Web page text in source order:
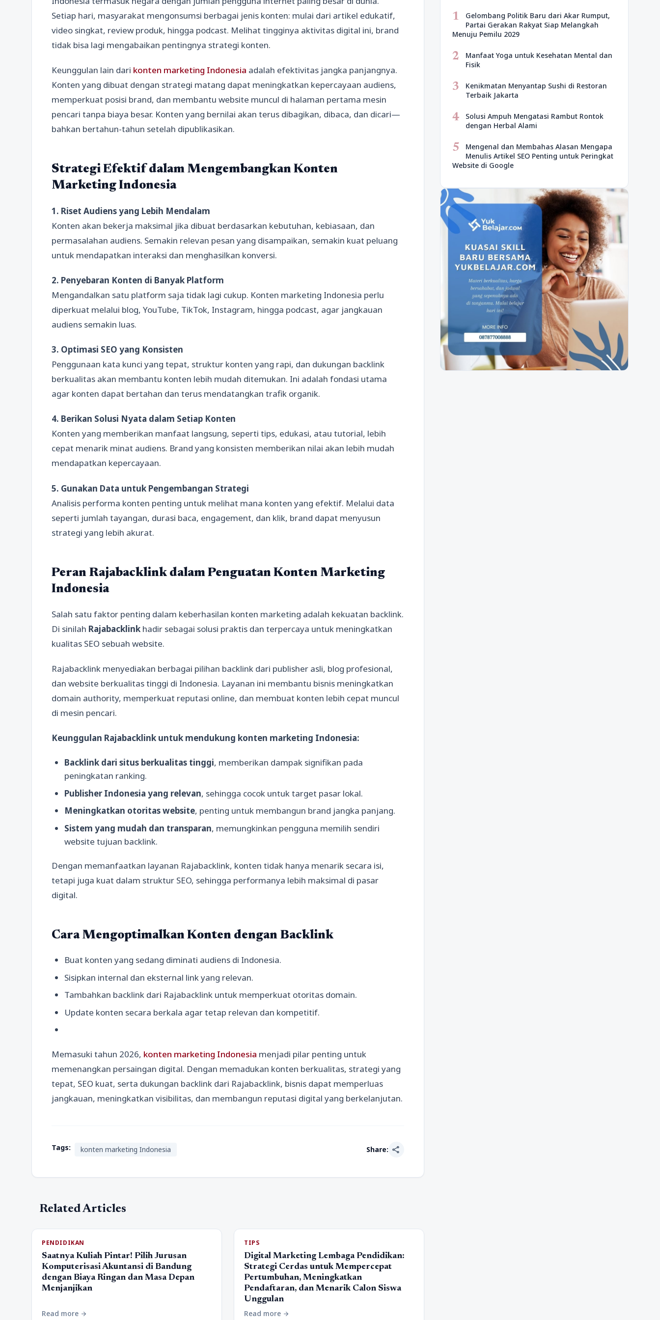
Setiap hari, masyarakat mengonsumsi berbagai jenis konten: mulai dari artikel edukatif,
video singkat, review produk, hingga podcast. Melihat tingginya aktivitas digital ini, brand
tidak bisa lagi mengabaikan pentingnya strategi konten.
Keunggulan lain dari konten marketing Indonesia adalah efektivitas jangka panjangnya.
Konten yang dibuat dengan strategi matang dapat meningkatkan kepercayaan audiens,
memperkuat posisi brand, dan membantu website muncul di halaman pertama mesin
pencari tanpa biaya besar. Konten yang bernilai akan terus dibagikan, dibaca, dan dicari—
bahkan bertahun-tahun setelah dipublikasikan.
Strategi Efektif dalam Mengembangkan Konten
Marketing Indonesia
1. Riset Audiens yang Lebih Mendalam
Konten akan bekerja maksimal jika dibuat berdasarkan kebutuhan, kebiasaan, dan
permasalahan audiens. Semakin relevan pesan yang disampaikan, semakin kuat peluang
untuk mendapatkan interaksi dan menghasilkan konversi.
2. Penyebaran Konten di Banyak Platform
Mengandalkan satu platform saja tidak lagi cukup. Konten marketing Indonesia perlu
diperkuat melalui blog, YouTube, TikTok, Instagram, hingga podcast, agar jangkauan
audiens semakin luas.
3. Optimasi SEO yang Konsisten
Penggunaan kata kunci yang tepat, struktur konten yang rapi, dan dukungan backlink
berkualitas akan membantu konten lebih mudah ditemukan. Ini adalah fondasi utama
agar konten dapat bertahan dan terus mendatangkan trafik organik.
4. Berikan Solusi Nyata dalam Setiap Konten
Konten yang memberikan manfaat langsung, seperti tips, edukasi, atau tutorial, lebih
cepat menarik minat audiens. Brand yang konsisten memberikan nilai akan lebih mudah
mendapatkan kepercayaan.
5. Gunakan Data untuk Pengembangan Strategi
Analisis performa konten penting untuk melihat mana konten yang efektif. Melalui data
seperti jumlah tayangan, durasi baca, engagement, dan klik, brand dapat menyusun
strategi yang lebih akurat.
Peran Rajabacklink dalam Penguatan Konten Marketing
Indonesia
Salah satu faktor penting dalam keberhasilan konten marketing adalah kekuatan backlink.
Di sinilah Rajabacklink hadir sebagai solusi praktis dan terpercaya untuk meningkatkan
kualitas SEO sebuah website.
Rajabacklink menyediakan berbagai pilihan backlink dari publisher asli, blog profesional,
dan website berkualitas tinggi di Indonesia. Layanan ini membantu bisnis meningkatkan
domain authority, memperkuat reputasi online, dan membuat konten lebih cepat muncul
di mesin pencari.
Keunggulan Rajabacklink untuk mendukung konten marketing Indonesia:
Backlink dari situs berkualitas tinggi, memberikan dampak signifikan pada
peningkatan ranking.
Publisher Indonesia yang relevan, sehingga cocok untuk target pasar lokal.
Meningkatkan otoritas website, penting untuk membangun brand jangka panjang.
Sistem yang mudah dan transparan, memungkinkan pengguna memilih sendiri
website tujuan backlink.
Dengan memanfaatkan layanan Rajabacklink, konten tidak hanya menarik secara isi,
tetapi juga kuat dalam struktur SEO, sehingga performanya lebih maksimal di pasar
digital.
Cara Mengoptimalkan Konten dengan Backlink
Buat konten yang sedang diminati audiens di Indonesia.
Sisipkan internal dan eksternal link yang relevan.
Tambahkan backlink dari Rajabacklink untuk memperkuat otoritas domain.
Update konten secara berkala agar tetap relevan dan kompetitif.
Memasuki tahun 2026, konten marketing Indonesia menjadi pilar penting untuk
memenangkan persaingan digital. Dengan memadukan konten berkualitas, strategi yang
tepat, SEO kuat, serta dukungan backlink dari Rajabacklink, bisnis dapat memperluas
jangkauan, meningkatkan visibilitas, dan membangun reputasi digital yang berkelanjutan.
Tags: konten marketing Indonesia Share: share
Related Articles
PENDIDIKAN
Saatnya Kuliah Pintar! Pilih Jurusan
Komputerisasi Akuntansi di Bandung
dengan Biaya Ringan dan Masa Depan
Menjanjikan
Read more arrow_forward
TIPS
Digital Marketing Lembaga Pendidikan:
Strategi Cerdas untuk Mempercepat
Pertumbuhan, Meningkatkan
Pendaftaran, dan Menarik Calon Siswa
Unggulan
Read more arrow_forward
1
Gelombang Politik Baru dari Akar Rumput,
Partai Gerakan Rakyat Siap Melangkah
Menuju Pemilu 2029
2
Manfaat Yoga untuk Kesehatan Mental dan
Fisik
3
Kenikmatan Menyantap Sushi di Restoran
Terbaik Jakarta
4
Solusi Ampuh Mengatasi Rambut Rontok
dengan Herbal Alami
5
Mengenal dan Membahas Alasan Mengapa
Menulis Artikel SEO Penting untuk Peringkat
Website di Google